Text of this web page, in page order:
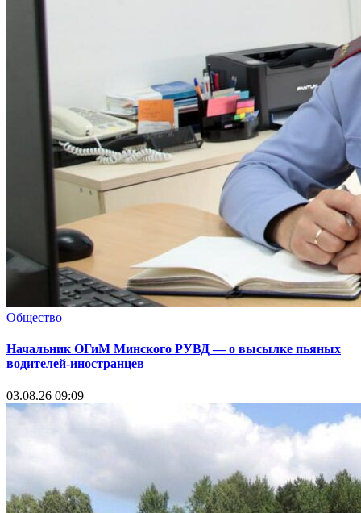
Общество
Начальник ОГиМ Минского РУВД — о высылке пьяных
водителей-иностранцев
03.08.26 09:09